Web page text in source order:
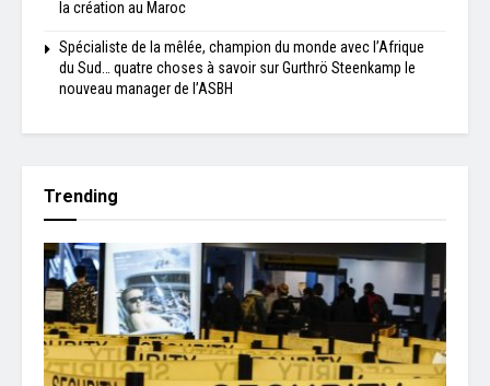
la création au Maroc
Spécialiste de la mêlée, champion du monde avec l’Afrique
du Sud… quatre choses à savoir sur Gurthrö Steenkamp le
nouveau manager de l’ASBH
Trending